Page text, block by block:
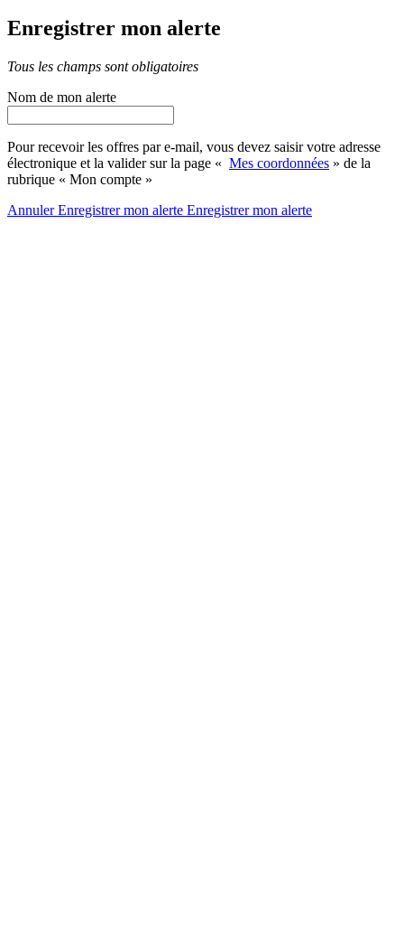
Enregistrer mon alerte
Tous les champs sont obligatoires
Nom de mon alerte
Pour recevoir les offres par e-mail, vous devez saisir votre adresse
électronique et la valider sur la page « Mes coordonnées » de la
rubrique « Mon compte »
AnnulerEnregistrer mon alerte Enregistrermon alerte